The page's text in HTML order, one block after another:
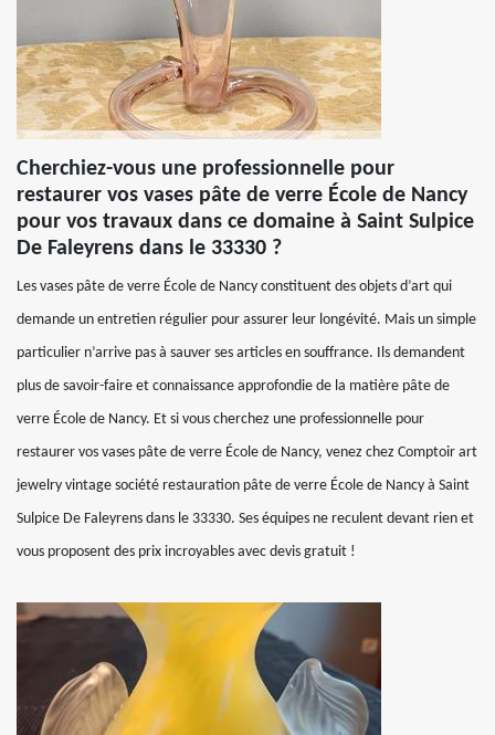
Cherchiez-vous une professionnelle pour
restaurer vos vases pâte de verre École de Nancy
pour vos travaux dans ce domaine à Saint Sulpice
De Faleyrens dans le 33330 ?
Les vases pâte de verre École de Nancy constituent des objets d’art qui
demande un entretien régulier pour assurer leur longévité. Mais un simple
particulier n’arrive pas à sauver ses articles en souffrance. Ils demandent
plus de savoir-faire et connaissance approfondie de la matière pâte de
verre École de Nancy. Et si vous cherchez une professionnelle pour
restaurer vos vases pâte de verre École de Nancy, venez chez Comptoir art
jewelry vintage société restauration pâte de verre École de Nancy à Saint
Sulpice De Faleyrens dans le 33330. Ses équipes ne reculent devant rien et
vous proposent des prix incroyables avec devis gratuit !